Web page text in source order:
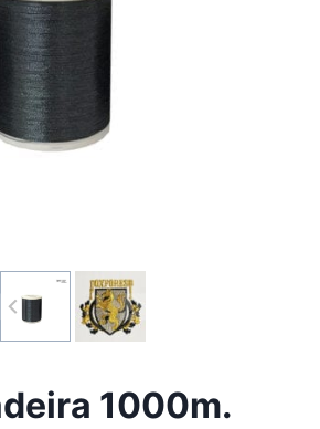
1000m.